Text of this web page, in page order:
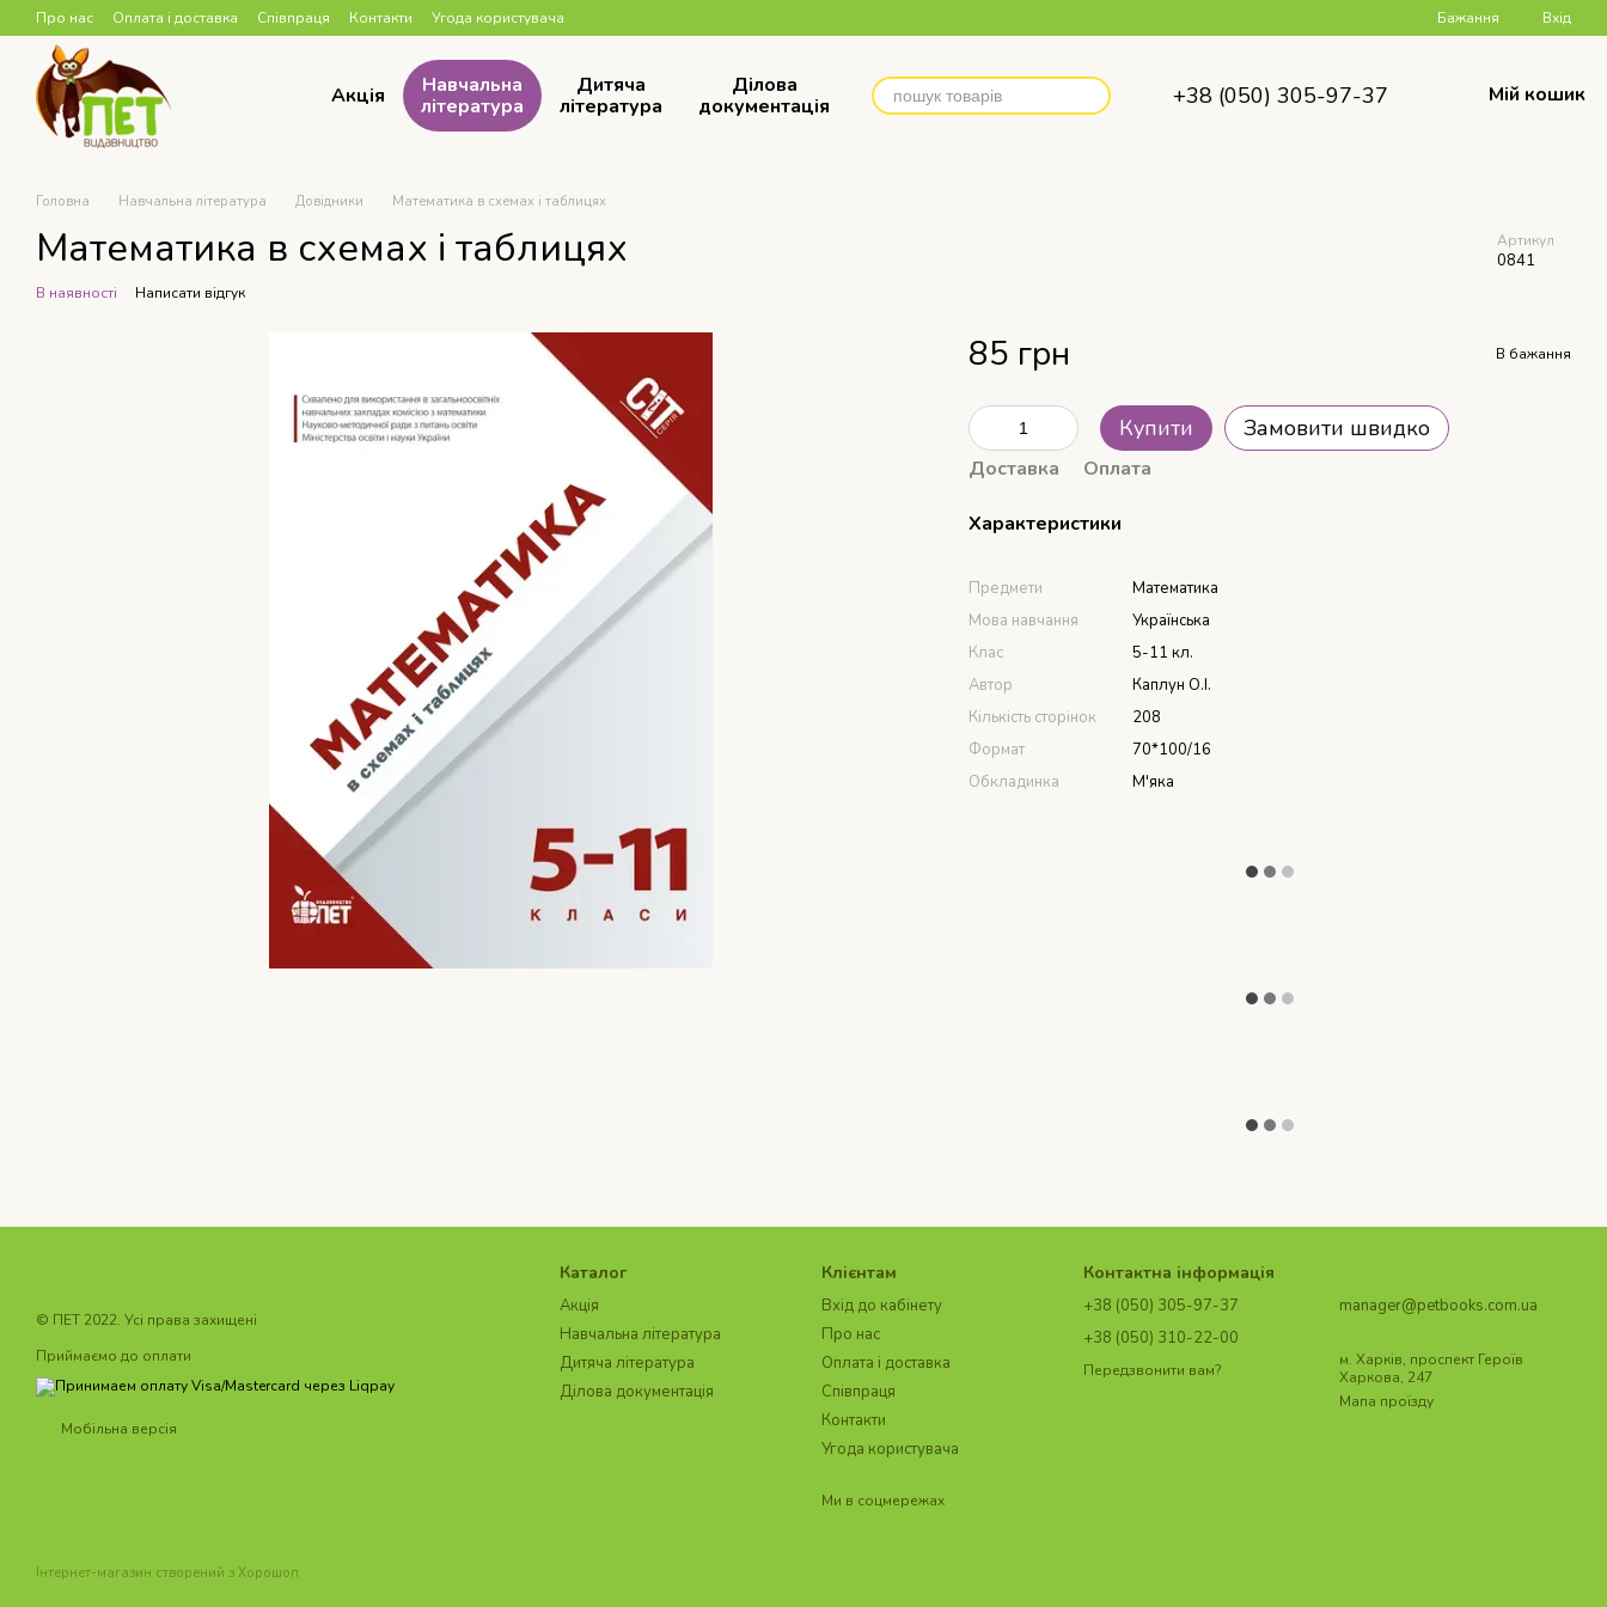
Перейти до основного контенту
Про нас Оплата і доставка Співпраця Контакти Угода користувача Бажання Вхід
Акція
Навчальна
література
Дитяча
література
Ділова
документація
+38 (050) 305-97-37 Мій кошик
Головна Навчальна література Довідники Математика в схемах і таблицях
Математика в схемах і таблицях Артикул
0841
В наявності Написати відгук
85 грн В бажання
Купити Замовити швидко
Доставка Оплата
Характеристики
Предмети
Математика
Мова навчання
Українська
Клас
5-11 кл.
Автор
Каплун О.І.
Кількість сторінок
208
Формат
70*100/16
Обкладинка
М'яка
© ПET 2022. Усі права захищені
Приймаємо до оплати
Мобільна версія
Інтернет-магазин створений з Хорошоп
Каталог
Акція
Навчальна література
Дитяча література
Ділова документація
Клієнтам
Вхід до кабінету
Про нас
Оплата і доставка
Співпраця
Контакти
Угода користувача
Ми в соцмережах
Контактна інформація
+38 (050) 305-97-37
+38 (050) 310-22-00
Передзвонити вам?
manager@petbooks.com.ua
м. Харків, проспект Героїв
Харкова, 247
Мапа проїзду